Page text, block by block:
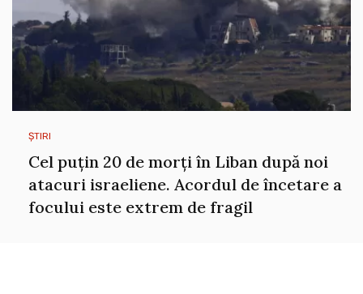
ȘTIRI
Cel puțin 20 de morți în Liban după noi
atacuri israeliene. Acordul de încetare a
focului este extrem de fragil